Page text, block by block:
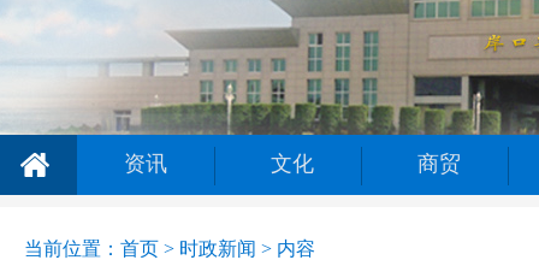
资讯 文化 商贸
当前位置： 首页 > 时政新闻 > 内容